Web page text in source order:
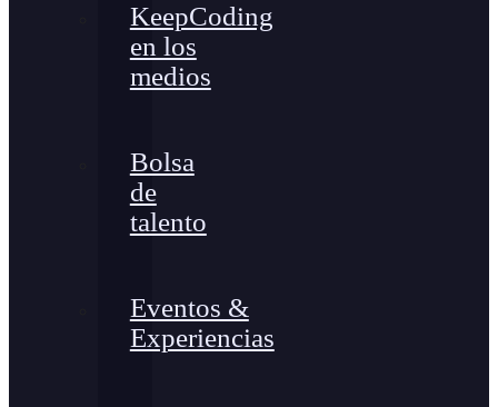
KeepCoding
en los
medios
Bolsa
de
talento
Eventos &
Experiencias